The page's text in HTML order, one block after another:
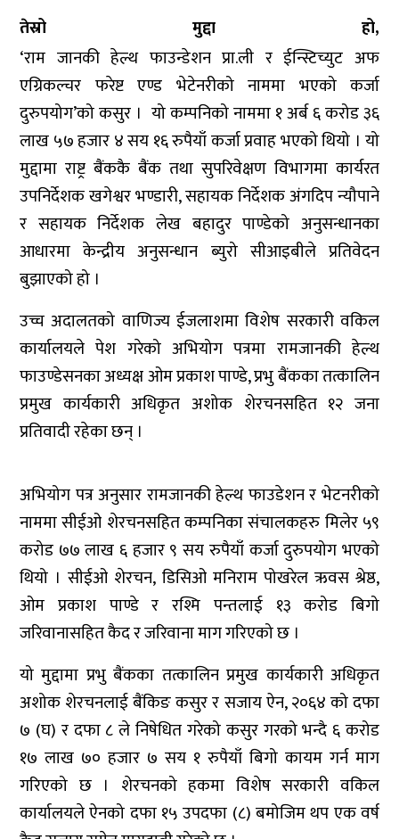
तेस्रो मुद्दा हो,
‘राम जानकी हेल्थ फाउन्डेशन प्रा.ली र ईन्स्टिच्युट अफ
एग्रिकल्चर फरेष्ट एण्ड भेटेनरीको नाममा भएको कर्जा
दुरुपयोग’को कसुर । यो कम्पनिको नाममा १ अर्ब ६ करोड ३६
लाख ५७ हजार ४ सय १६ रुपैयाँ कर्जा प्रवाह भएको थियो । यो
मुद्दामा राष्ट्र बैंककै बैंक तथा सुपरिवेक्षण विभागमा कार्यरत
उपनिर्देशक खगेश्वर भण्डारी, सहायक निर्देशक अंगदिप न्यौपाने
र सहायक निर्देशक लेख बहादुर पाण्डेको अनुसन्धानका
आधारमा केन्द्रीय अनुसन्धान ब्युरो सीआइबीले प्रतिवेदन
बुझाएको हो ।
उच्च अदालतको वाणिज्य ईजलाशमा विशेष सरकारी वकिल
कार्यालयले पेश गरेको अभियोग पत्रमा रामजानकी हेल्थ
फाउण्डेसनका अध्यक्ष ओम प्रकाश पाण्डे, प्रभु बैंकका तत्कालिन
प्रमुख कार्यकारी अधिकृत अशोक शेरचनसहित १२ जना
प्रतिवादी रहेका छन् ।
अभियोग पत्र अनुसार रामजानकी हेल्थ फाउडेशन र भेटनरीको
नाममा सीईओ शेरचनसहित कम्पनिका संचालकहरु मिलेर ५९
करोड ७७ लाख ६ हजार ९ सय रुपैयाँ कर्जा दुरुपयोग भएको
थियो । सीईओ शेरचन, डिसिओ मनिराम पोखरेल ऋवस श्रेष्ठ,
ओम प्रकाश पाण्डे र रश्मि पन्तलाई १३ करोड बिगो
जरिवानासहित कैद र जरिवाना माग गरिएको छ ।
यो मुद्दामा प्रभु बैंकका तत्कालिन प्रमुख कार्यकारी अधिकृत
अशोक शेरचनलाई बैंकिङ कसुर र सजाय ऐन, २०६४ को दफा
७ (घ) र दफा ८ ले निषेधित गरेको कसुर गरको भन्दै ६ करोड
१७ लाख ७० हजार ७ सय १ रुपैयाँ बिगो कायम गर्न माग
गरिएको छ । शेरचनको हकमा विशेष सरकारी वकिल
कार्यालयले ऐनको दफा १५ उपदफा (८) बमोजिम थप एक वर्ष